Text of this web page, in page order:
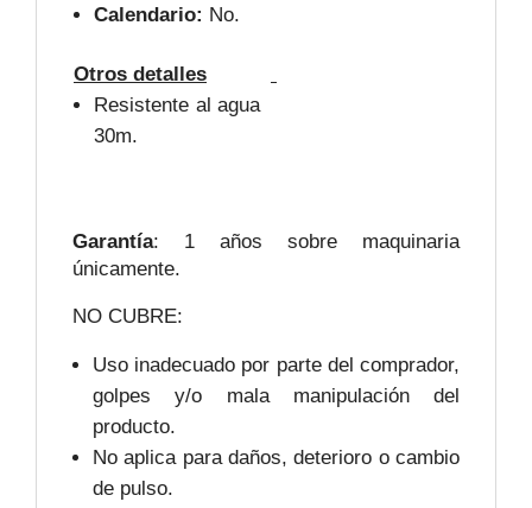
Calendario: No.
Otros detalles
Resistente al agua
30m.
Garantía: 1 años sobre maquinaria
únicamente.
NO CUBRE:
Uso inadecuado por parte del comprador,
golpes y/o mala manipulación del
producto.
No aplica para daños, deterioro o cambio
de pulso.